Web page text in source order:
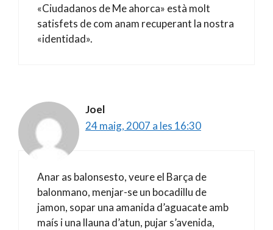
«Ciudadanos de Me ahorca» està molt
satisfets de com anam recuperant la nostra
«identidad».
Joel
24 maig, 2007 a les 16:30
Anar as balonsesto, veure el Barça de
balonmano, menjar-se un bocadillu de
jamon, sopar una amanida d’aguacate amb
maís i una llauna d’atun, pujar s’avenida,